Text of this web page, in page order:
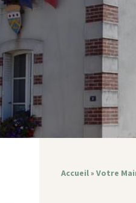
Accueil» Votre